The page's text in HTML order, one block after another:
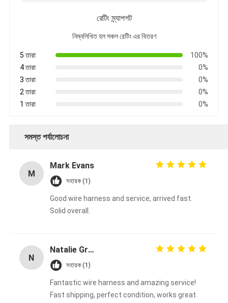
রেটিং স্ন্যাপশট
নিম্নলিখিত হল সকল রেটিং এর বিতরণ
5 তারা
100%
4 তারা
0%
3 তারা
0%
2 তারা
0%
1 তারা
0%
সমস্ত পর্যালোচনা
M
Mark Evans
সহায়ক (1)
Good wire harness and service, arrived fast.
Solid overall.
N
Natalie Green
সহায়ক (1)
Fantastic wire harness and amazing service!
Fast shipping, perfect condition, works great.